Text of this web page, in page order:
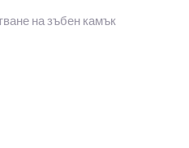
на зъбен камък